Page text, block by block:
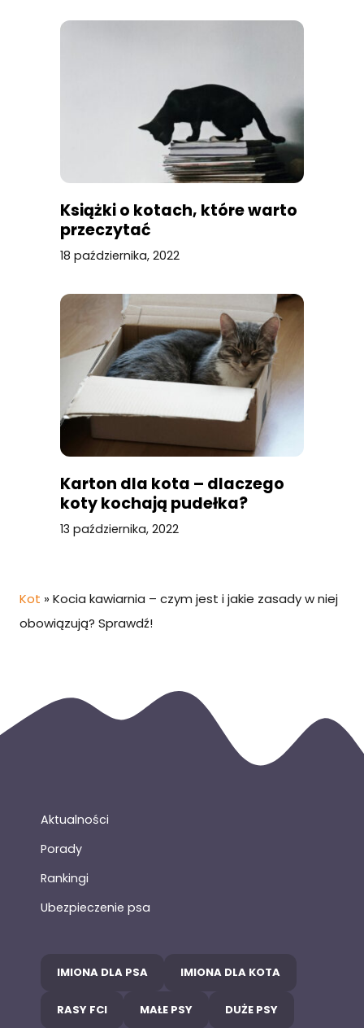
Książki o kotach, które warto
przeczytać
18 października, 2022
Karton dla kota – dlaczego
koty kochają pudełka?
13 października, 2022
Kot » Kocia kawiarnia – czym jest i jakie zasady w niej
obowiązują? Sprawdź!
Aktualności
Porady
Rankingi
Ubezpieczenie psa
IMIONA DLA PSA IMIONA DLA KOTA
RASY FCI MAŁE PSY DUŻE PSY